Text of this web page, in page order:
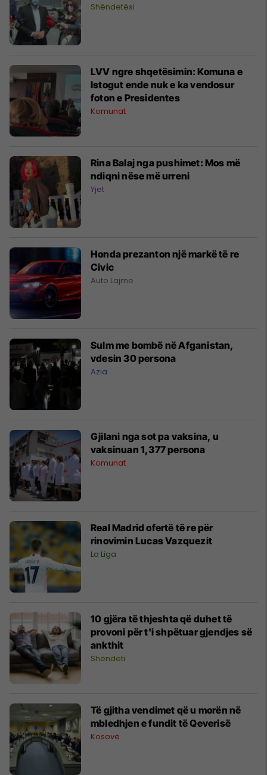
Shëndetësi
LVV ngre shqetësimin: Komuna e
Istogut ende nuk e ka vendosur
foton e Presidentes
Komunat
Rina Balaj nga pushimet: Mos më
ndiqni nëse më urreni
Yjet
Honda prezanton një markë të re
Civic
Auto Lajme
Sulm me bombë në Afganistan,
vdesin 30 persona
Azia
Gjilani nga sot pa vaksina, u
vaksinuan 1,377 persona
Komunat
Real Madrid ofertë të re për
rinovimin Lucas Vazquezit
La Liga
10 gjëra të thjeshta që duhet të
provoni për t'i shpëtuar gjendjes së
ankthit
Shëndeti
Të gjitha vendimet që u morën në
mbledhjen e fundit të Qeverisë
Kosovë